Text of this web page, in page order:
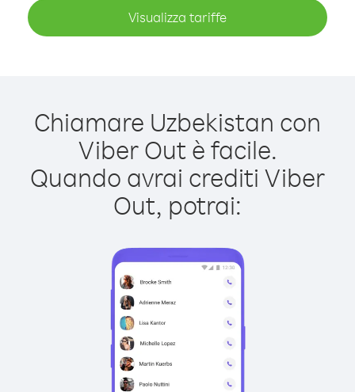
Visualizza tariffe
Chiamare Uzbekistan con
Viber Out è facile.
Quando avrai crediti Viber
Out, potrai: